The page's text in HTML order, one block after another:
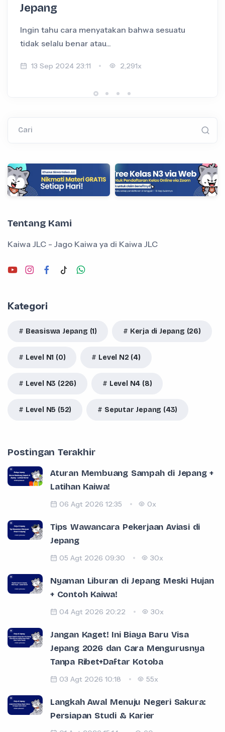
Jepang
Ingin tahu cara menyatakan bahwa sesuatu
tidak selalu benar atau...
13 Sep 2024 23:11 2,291x
Cari
Tentang Kami
Kaiwa JLC - Jago Kaiwa ya di Kaiwa JLC
Kategori
Beasiswa Jepang (1) Kerja di Jepang (26)
Level N1 (0) Level N2 (4)
Level N3 (226) Level N4 (8)
Level N5 (52) Seputar Jepang (43)
Postingan Terakhir
Aturan Membuang Sampah di Jepang +
Latihan Kaiwa!
06 Agt 2026 12:35 0x
Tips Wawancara Pekerjaan Aviasi di
Jepang
05 Agt 2026 09:30 30x
Nyaman Liburan di Jepang Meski Hujan
+ Contoh Kaiwa!
04 Agt 2026 20:22 30x
Jangan Kaget! Ini Biaya Baru Visa
Jepang 2026 dan Cara Mengurusnya
Tanpa Ribet+Daftar Kotoba
03 Agt 2026 10:18 55x
Langkah Awal Menuju Negeri Sakura:
Persiapan Studi & Karier